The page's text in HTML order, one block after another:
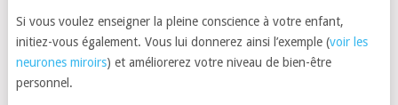
Si vous voulez enseigner la pleine conscience à votre enfant,
initiez-vous également. Vous lui donnerez ainsi l’exemple (voir les
neurones miroirs) et améliorerez votre niveau de bien-être
personnel.